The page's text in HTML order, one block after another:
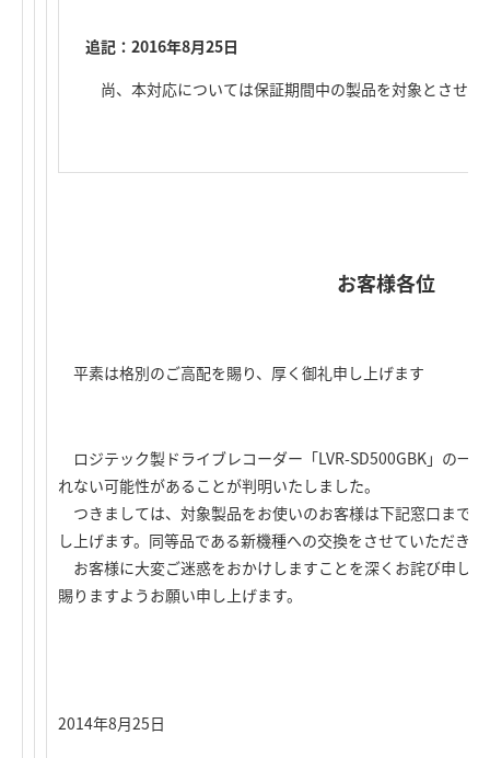
追記：2016年8月25日
尚、本対応については保証期間中の製品を対象とさせて
お客様各位
平素は格別のご高配を賜り、厚く御礼申し上げます
ロジテック製ドライブレコーダー「LVR-SD500GBK」の一
れない可能性があることが判明いたしました。
つきましては、対象製品をお使いのお客様は下記窓口まで
し上げます。同等品である新機種への交換をさせていただきま
お客様に大変ご迷惑をおかけしますことを深くお詫び申し
賜りますようお願い申し上げます。
2014年8月25日